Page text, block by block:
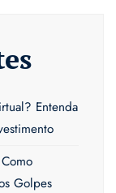
Entenda
Golpes